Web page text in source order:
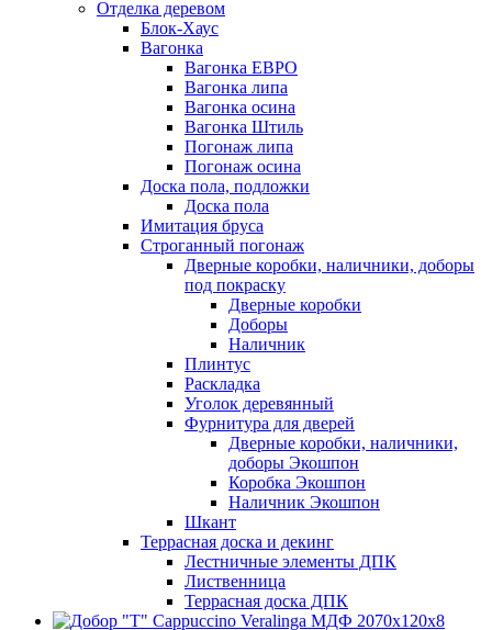
Отделка деревом
Блок-Хаус
Вагонка
Вагонка ЕВРО
Вагонка липа
Вагонка осина
Вагонка Штиль
Погонаж липа
Погонаж осина
Доска пола, подложки
Доска пола
Имитация бруса
Строганный погонаж
Дверные коробки, наличники, доборы
под покраску
Дверные коробки
Доборы
Наличник
Плинтус
Раскладка
Уголок деревянный
Фурнитура для дверей
Дверные коробки, наличники,
доборы Экошпон
Коробка Экошпон
Наличник Экошпон
Шкант
Террасная доска и декинг
Лестничные элементы ДПК
Лиственница
Террасная доска ДПК